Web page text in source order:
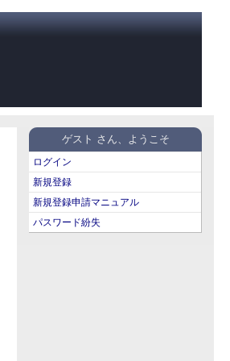
ゲスト さん、ようこそ
ログイン
新規登録
新規登録申請マニュアル
パスワード紛失